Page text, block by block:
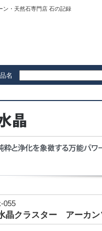
ン・天然石専門店 石の記録
名
055
晶クラスター アーカ